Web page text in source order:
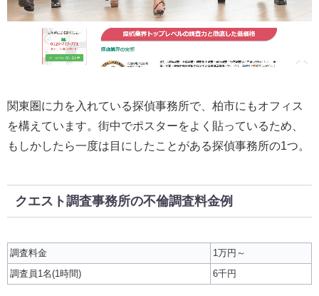
関東圏に力を入れている探偵事務所で、柏市にもオフィス
を構えています。街中でポスターをよく貼っているため、
もしかしたら一度は目にしたことがある探偵事務所の1つ。
クエスト調査事務所の不倫調査料金例
調査料金
1万円～
調査員1名(1時間)
6千円